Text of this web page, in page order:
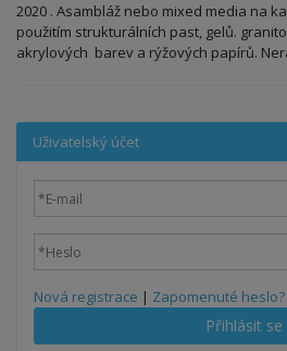
2020 . Asambláž nebo mixed media na
použitím strukturálních past, gelů.
akrylových barev a rýžových papírů.
Uživatelský účet
Nová registrace | Zapomenuté heslo?
Přihlásit se